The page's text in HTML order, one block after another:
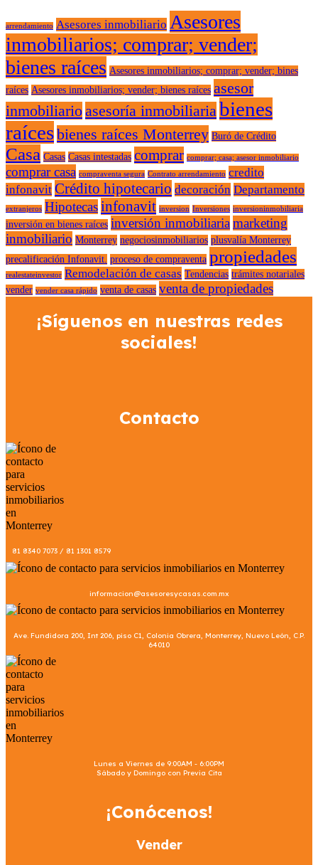
arrendamiento Asesores inmobiliario Asesores
inmobiliarios; comprar; vender;
bienes raíces Asesores inmobiliarios; comprar; vender; bines
raíces Asesores inmobiliarios; vender; bienes raíces asesor
inmobiliarioasesoría inmobiliaria bienes
raícesbienes raíces Monterrey Buró de Crédito
Casa Casas Casas intestadas comprar comprar; casa; asesor inmobiliario
comprar casa compraventa segura Contrato arrendamiento credito
infonavit Crédito hipotecario decoración Departamento
extranjeros Hipotecasinfonavit inversion Inversiones inversioninmobiliaria
inversión en bienes raíces inversión inmobiliaria marketing
inmobiliario Monterrey negociosinmobiliarios plusvalía Monterrey
precalificación Infonavit. proceso de compraventa propiedades
realestateinvestor Remodelación de casas Tendencias trámites notariales
vender vender casa rápido venta de casas venta de propiedades
¡Síguenos en nuestras redes
sociales!
Contacto
81 8340 7073 / 81 1301 8579
informacion@asesoresycasas.com.mx
Ave. Fundidora 200, Int 206, piso C1, Colonia Obrera, Monterrey, Nuevo León, C.P.
64010
Lunes a Viernes de 9:00AM - 6:00PM
Sábado y Domingo con Previa Cita
¡Conócenos!
Vender